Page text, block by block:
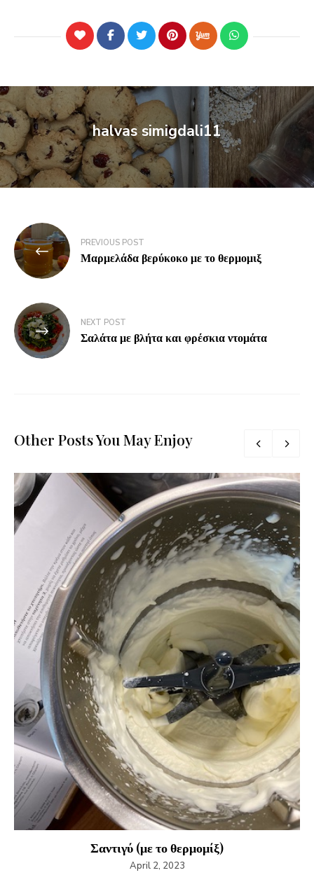
halvas simigdali11
PREVIOUS POST
Μαρμελάδα βερύκοκο με το θερμομιξ
NEXT POST
Σαλάτα με βλήτα και φρέσκια ντομάτα
Other Posts You May Enjoy
Σαντιγύ (με το θερμομίξ)
April 2, 2023